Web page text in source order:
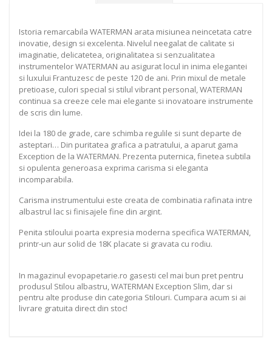
Istoria remarcabila WATERMAN arata misiunea neincetata catre
inovatie, design si excelenta. Nivelul neegalat de calitate si
imaginatie, delicatetea, originalitatea si senzualitatea
instrumentelor WATERMAN au asigurat locul in inima elegantei
si luxului Frantuzesc de peste 120 de ani. Prin mixul de metale
pretioase, culori special si stilul vibrant personal, WATERMAN
continua sa creeze cele mai elegante si inovatoare instrumente
de scris din lume.
Idei la 180 de grade, care schimba regulile si sunt departe de
asteptari… Din puritatea grafica a patratului, a aparut gama
Exception de la WATERMAN. Prezenta puternica, finetea subtila
si opulenta generoasa exprima carisma si eleganta
incomparabila.
Carisma instrumentului este creata de combinatia rafinata intre
albastrul lac si finisajele fine din argint.
Penita stiloului poarta expresia moderna specifica WATERMAN,
printr-un aur solid de 18K placate si gravata cu rodiu.
In magazinul evopapetarie.ro gasesti cel mai bun pret pentru
produsul Stilou albastru, WATERMAN Exception Slim, dar si
pentru alte produse din categoria Stilouri. Cumpara acum si ai
livrare gratuita direct din stoc!